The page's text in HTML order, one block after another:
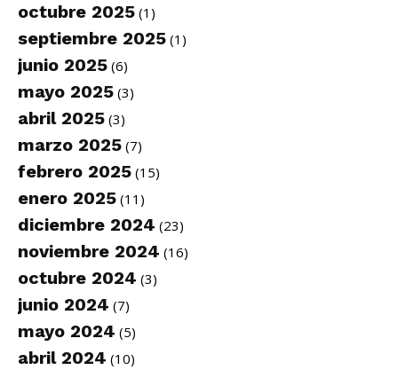
octubre 2025 (1)
septiembre 2025 (1)
junio 2025 (6)
mayo 2025 (3)
abril 2025 (3)
marzo 2025 (7)
febrero 2025 (15)
enero 2025 (11)
diciembre 2024 (23)
noviembre 2024 (16)
octubre 2024 (3)
junio 2024 (7)
mayo 2024 (5)
abril 2024 (10)